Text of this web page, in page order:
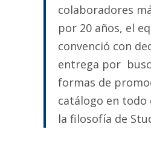
colaboradores
por 20 años, el
convenció con
entrega por
formas de
catálogo en
la filosofía de